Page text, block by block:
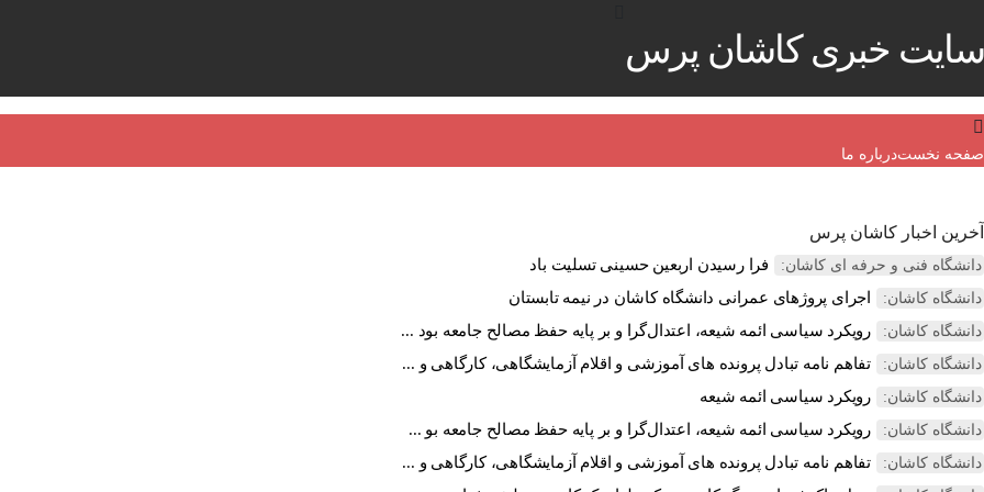
سایت خبری کاشان پرس
صفحه نخستدرباره ما
آخرین اخبار کاشان پرس
دانشگاه فنی و حرفه ای کاشان: فرا رسیدن اربعین حسینی تسلیت باد
دانشگاه کاشان: اجرای پروژهای عمرانی دانشگاه کاشان در نیمه تابستان
دانشگاه کاشان: رویکرد سیاسی ائمه شیعه، اعتدال‌گرا و بر پایه حفظ مصالح جامعه بود ...
دانشگاه کاشان: تفاهم نامه تبادل پرونده‌ های آموزشی و اقلام آزمایشگاهی، کارگاهی و ...
دانشگاه کاشان: رویکرد سیاسی ائمه شیعه
دانشگاه کاشان: رویکرد سیاسی ائمه شیعه، اعتدال‌گرا و بر پایه حفظ مصالح جامعه بو ...
دانشگاه کاشان: تفاهم نامه تبادل پرونده‌ های آموزشی و اقلام آزمایشگاهی، کارگاهی و ...